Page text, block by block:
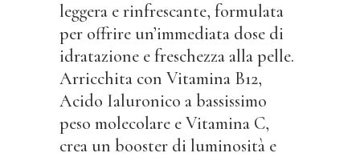
leggera e rinfrescante, formulata
per offrire un’immediata dose di
idratazione e freschezza alla pelle.
Arricchita con Vitamina B12,
Acido Ialuronico a bassissimo
peso molecolare e Vitamina C,
crea un booster di luminosità e